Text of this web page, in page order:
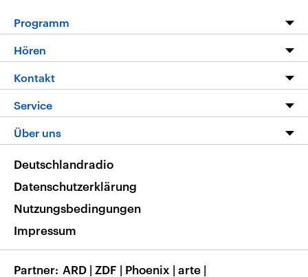
Programm
Programm
Die Nachrichten
Nachrichtenleicht
Neue Beiträge auf dlf.de
Hören
Livestream
Podcasts
Deutschlandfunk App
Nachrichten App
Frequenzen
Kontakt
Hörerservice
Service
FAQ
Veranstaltungen
Musikliste
RSS
Über uns
Barrierefreiheit
Deutschlandradio
Datenschutzerklärung
Nutzungsbedingungen
Impressum
Partner ARD | ZDF | Phoenix | arte |